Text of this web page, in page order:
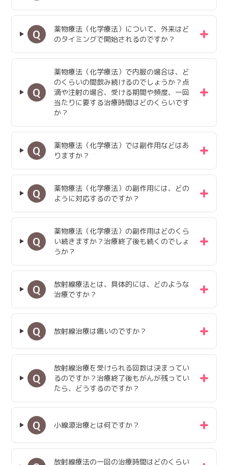
Q
薬物療法（化学療法）について、外来はど
のタイミングで開始されるのですか？
Q
薬物療法（化学療法）で内服の場合は、ど
のくらいの間飲み続けるのでしょうか？点
滴や注射の場合、受ける期間や頻度、一回
当たりに要する治療時間はどのくらいです
か？
Q
薬物療法（化学療法）では副作用などはあ
りますか？
Q
薬物療法（化学療法）の副作用には、どの
ように対応するのですか？
Q
薬物療法（化学療法）の副作用はどのくら
い続きますか？治療終了後も続くのでしょ
うか？
Q
放射線療法とは、具体的には、どのような
治療ですか？
Q 放射線治療は痛いのですか？
Q
放射線治療を受けられる回数は決まってい
るのですか？治療終了後もがんが残ってい
たら、どうするのですか？
Q 小線源治療とは何ですか？
放射線療法の一回の治療時間はどのくらい